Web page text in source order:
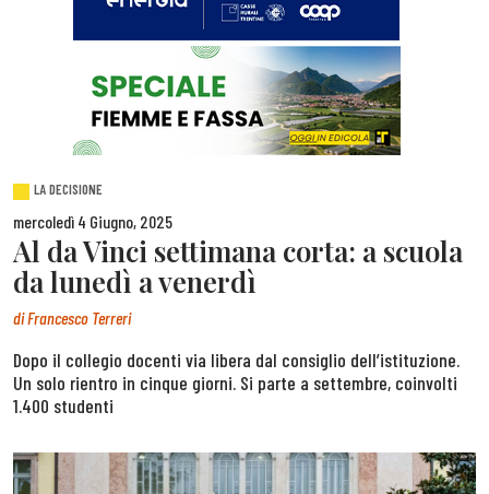
LA DECISIONE
mercoledì 4 Giugno, 2025
Al da Vinci settimana corta: a scuola
da lunedì a venerdì
diFrancesco Terreri
Dopo il collegio docenti via libera dal consiglio dell’istituzione.
Un solo rientro in cinque giorni. Si parte a settembre, coinvolti
1.400 studenti